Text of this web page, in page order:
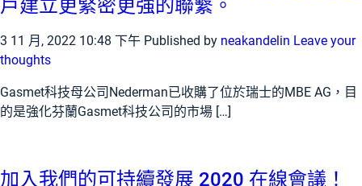
戶建立更緊密更強的聯繫。
3 11 月, 2022 10:48 下午 Published by neakandelin Leave your
thoughts
Gasmet科技母公司Nederman已收購了位於瑞士的MBE AG，目
的是強化芬蘭Gasmet科技公司的市場 […]
加入我們的可持續發展 2020 在線會議！